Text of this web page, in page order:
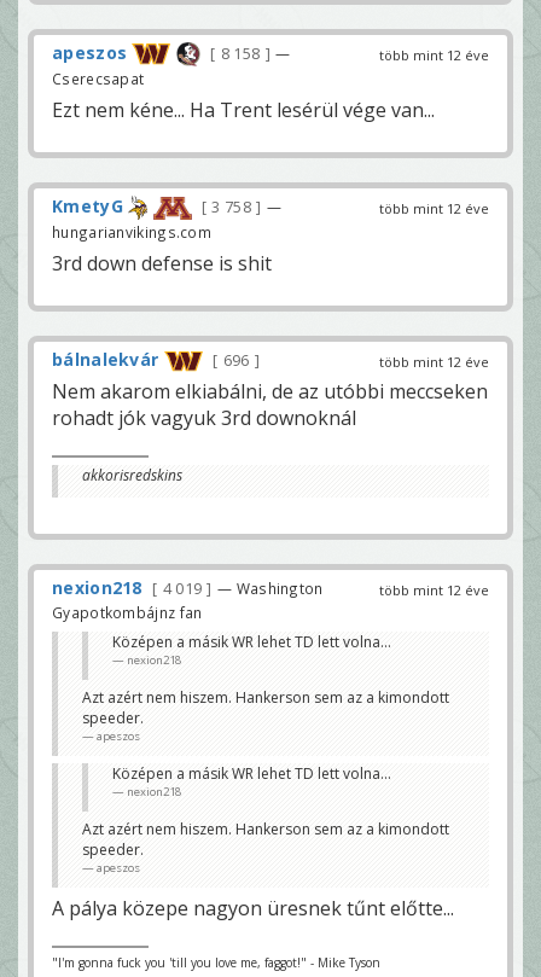
több mint 12 éve
apeszos 8 158
—
Cserecsapat
Ezt nem kéne... Ha Trent lesérül vége van...
több mint 12 éve
KmetyG 3 758
—
hungarianvikings.com
3rd down defense is shit
több mint 12 éve
bálnalekvár 696
Nem akarom elkiabálni, de az utóbbi meccseken
rohadt jók vagyuk 3rd downoknál
akkorisredskins
több mint 12 éve
nexion218 4 019
— Washington
Gyapotkombájnz fan
Középen a másik WR lehet TD lett volna...
nexion218
Azt azért nem hiszem. Hankerson sem az a kimondott
speeder.
apeszos
Középen a másik WR lehet TD lett volna...
nexion218
Azt azért nem hiszem. Hankerson sem az a kimondott
speeder.
apeszos
A pálya közepe nagyon üresnek tűnt előtte...
"I'm gonna fuck you 'till you love me, faggot!" - Mike Tyson